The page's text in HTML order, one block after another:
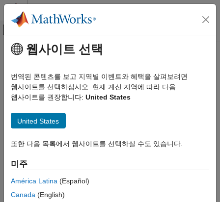
콘텐츠로 바로 가기
오프캔버스 탐색 메뉴 토글
문서 홈
소프트웨어 개발
테스트 프레임워크
assertNotAccessed
설명
예제
팁
주요 콘텐츠
assertNotAccessed
클래스:matlab.mock.TestCase
네임스페이스:matlab.mock
속성이 액세스되지 않았음을 어설션
구문
assertNotAccessed(testcase,behavior)
assertNotAccessed(testcase,behavior,diagnostic)
웹사이트 선택
번역된 콘텐츠를 보고 지역별 이벤트와 혜택을 살펴보려면
웹사이트를 선택하십시오. 현재 계신 지역에 따라 다음
웹사이트를 권장합니다: United States
United States
또한 다음 목록에서 웹사이트를 선택하실 수도 있습니다.
미주
América Latina (Español)
Canada (English)